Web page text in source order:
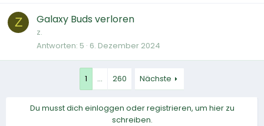
Z Galaxy Buds verloren
z.
Antworten 5 6. Dezember 2024
1 … 260 Nächste
Du musst dich einloggen oder registrieren, um hier zu
schreiben.